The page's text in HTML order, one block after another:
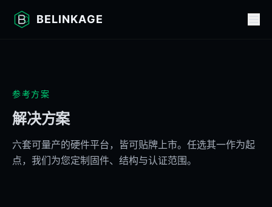
BELINKAGE
参考方案
解决方案
六套可量产的硬件平台，皆可贴牌上市。任选其一作为起
点，我们为您定制固件、结构与认证范围。